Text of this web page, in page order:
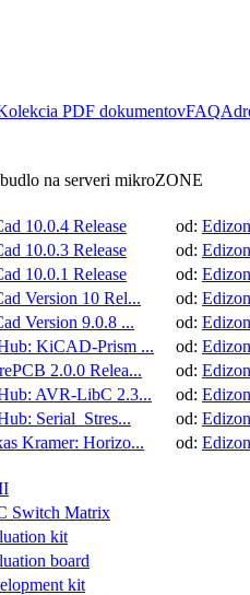
PDF dokumentovFAQ
na serveri mikroZONE
10.0.4 Release od:
10.0.3 Release od:
10.0.1 Release od:
Version 10 Rel... od:
Version 9.0.8 ... od:
KiCAD-Prism ... od:
2.0.0 Relea... od:
AVR-LibC 2.3... od:
Serial_Stres... od:
Kramer: Horizo... od:
Switch Matrix
kit
board
kit